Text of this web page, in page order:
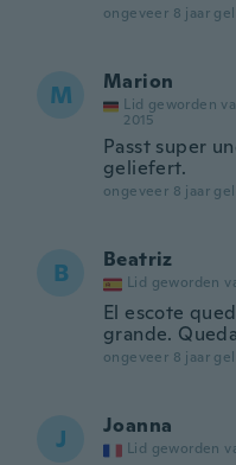
ongeveer 8 jaar
M Marion
Lid geworden
2015
Passt super
geliefert.
ongeveer 8 jaar
B Beatriz
Lid geworden
El escote
grande.
ongeveer 8 jaar
J Joanna
Lid geworden